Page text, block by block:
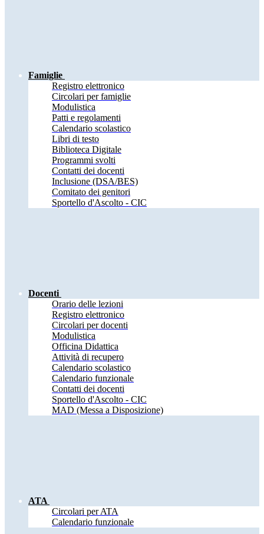
Famiglie
Registro elettronico
Circolari per famiglie
Modulistica
Patti e regolamenti
Calendario scolastico
Libri di testo
Biblioteca Digitale
Programmi svolti
Contatti dei docenti
Inclusione (DSA/BES)
Comitato dei genitori
Sportello d'Ascolto - CIC
Docenti
Orario delle lezioni
Registro elettronico
Circolari per docenti
Modulistica
Officina Didattica
Attività di recupero
Calendario scolastico
Calendario funzionale
Contatti dei docenti
Sportello d'Ascolto - CIC
MAD (Messa a Disposizione)
ATA
Circolari per ATA
Calendario funzionale